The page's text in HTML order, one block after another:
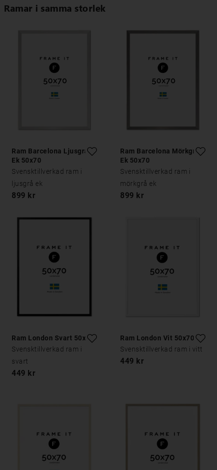
Ramar i samma storlek
Ram Barcelona Ljusgrå
Ek 50x70
Svensktillverkad ram i
ljusgrå ek
899 kr
Ram Barcelona Mörkgrå
Ek 50x70
Svensktillverkad ram i
mörkgrå ek
899 kr
Ram London Svart 50x70
Svensktillverkad ram i
svart
449 kr
Ram London Vit 50x70
Svensktillverkad ram i vitt
449 kr